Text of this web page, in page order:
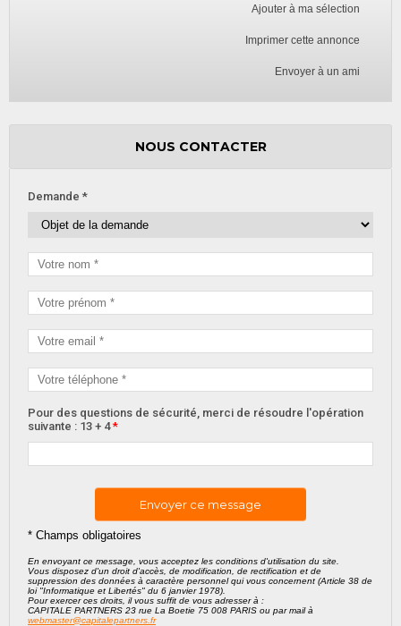
Ajouter à ma sélection
Imprimer cette annonce
Envoyer à un ami
NOUS CONTACTER
Demande *
Pour des questions de sécurité, merci de résoudre l'opération
suivante : 13 + 4*
* Champs obligatoires
En envoyant ce message, vous acceptez les conditions d'utilisation du site.
Vous disposez d'un droit d'accès, de modification, de rectification et de
suppression des données à caractère personnel qui vous concernent (Article 38 de
loi "Informatique et Libertés" du 6 janvier 1978).
Pour exercer ces droits, il vous suffit de vous adresser à :
CAPITALE PARTNERS 23 rue La Boetie 75 008 PARIS ou par mail à
webmaster@capitalepartners.fr